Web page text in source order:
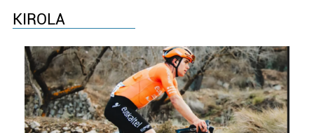
KIROLA